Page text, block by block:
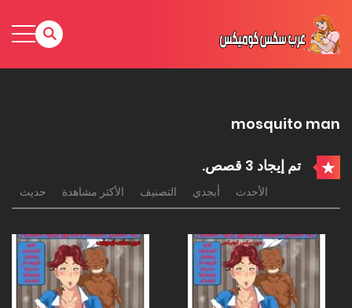
mosquito man
تم إيجاد 3 قصص.
الأحدث أبجدي التصنيف الأكثر مشاهدة حديث